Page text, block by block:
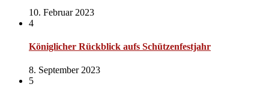
10. Februar 2023
4
Königlicher Rückblick aufs Schützenfestjahr
8. September 2023
5